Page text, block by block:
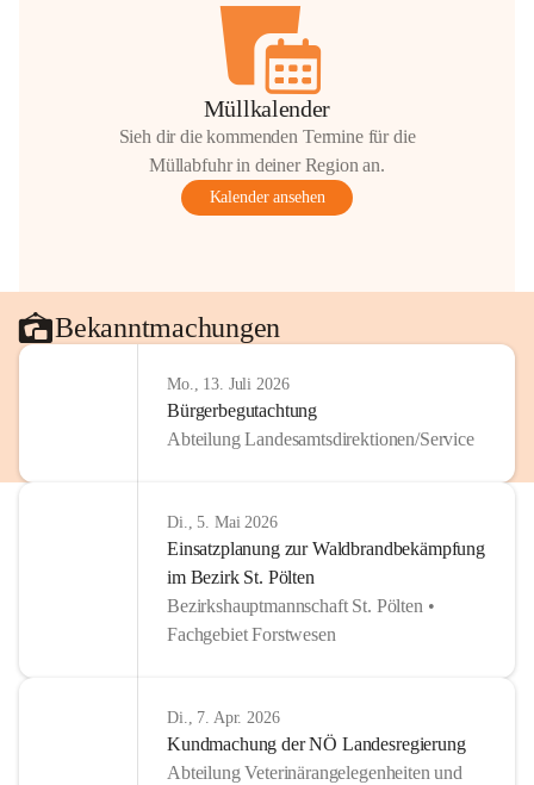
Müllkalender
Sieh dir die kommenden Termine für die
Müllabfuhr in deiner Region an.
Kalender ansehen
Bekanntmachungen
Mo., 13. Juli 2026
Bürgerbegutachtung
Abteilung Landesamtsdirektionen/Service
Di., 5. Mai 2026
Einsatzplanung zur Waldbrandbekämpfung
im Bezirk St. Pölten
Bezirkshauptmannschaft St. Pölten •
Fachgebiet Forstwesen
Di., 7. Apr. 2026
Kundmachung der NÖ Landesregierung
Abteilung Veterinärangelegenheiten und